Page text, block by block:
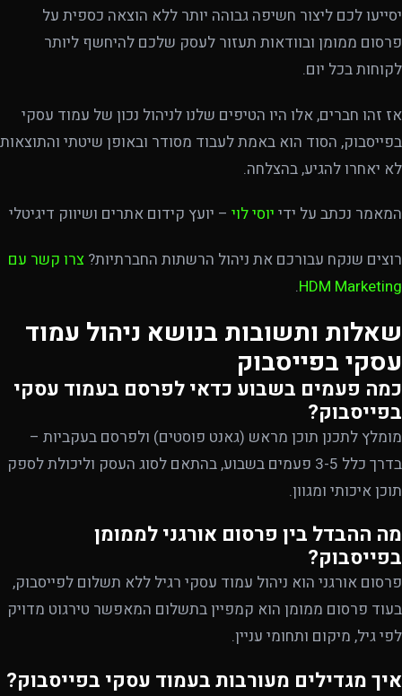
יסייעו לכם ליצור חשיפה גבוהה יותר ללא הוצאה כספית על
פרסום ממומן ובוודאות תעזור לעסק שלכם להיחשף ליותר
לקוחות בכל יום.
אז זהו חברים, אלו היו הטיפים שלנו לניהול נכון של עמוד עסקי
בפייסבוק, הסוד הוא באמת לעבוד מסודר ובאופן שיטתי והתוצאות
לא יאחרו להגיע, בהצלחה.
המאמר נכתב על ידי יוסי לוי – יועץ קידום אתרים ושיווק דיגיטלי
רוצים שנקח עבורכם את ניהול הרשתות החברתיות? צרו קשר עם
HDM Marketing
.
שאלות ותשובות בנושא ניהול עמוד
עסקי בפייסבוק
כמה פעמים בשבוע כדאי לפרסם בעמוד עסקי
בפייסבוק?
מומלץ לתכנן תוכן מראש (גאנט פוסטים) ולפרסם בעקביות –
בדרך כלל 3-5 פעמים בשבוע, בהתאם לסוג העסק וליכולת לספק
תוכן איכותי ומגוון.
מה ההבדל בין פרסום אורגני לממומן
בפייסבוק?
פרסום אורגני הוא ניהול עמוד עסקי רגיל ללא תשלום לפייסבוק,
בעוד פרסום ממומן הוא קמפיין בתשלום המאפשר טירגוט מדויק
לפי גיל, מיקום ותחומי עניין.
איך מגדילים מעורבות בעמוד עסקי בפייסבוק?